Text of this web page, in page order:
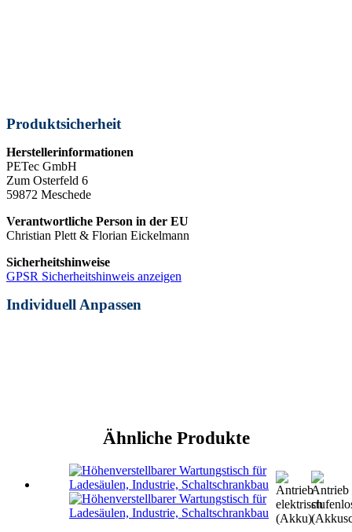
Produktsicherheit
Herstellerinformationen
PETec GmbH
Zum Osterfeld 6
59872 Meschede
Verantwortliche Person in der EU
Christian Plett & Florian Eickelmann
Sicherheitshinweise
GPSR Sicherheitshinweis anzeigen
Individuell Anpassen
Ähnliche Produkte